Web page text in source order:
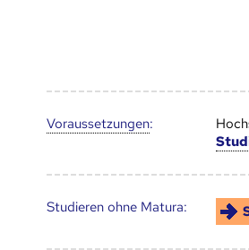
Voraus­setzungen:
Studieren ohne Matura: